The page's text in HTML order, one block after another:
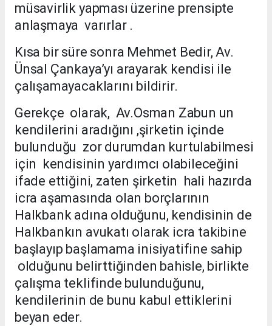
müsavirlik yapması üzerine prensipte
anlaşmaya varırlar .
Kısa bir süre sonra Mehmet Bedir, Av.
Ünsal Çankaya’yı arayarak kendisi ile
çalışamayacaklarını bildirir.
Gerekçe olarak, Av.Osman Zabun un
kendilerini aradığını ,şirketin içinde
bulunduğu zor durumdan kurtulabilmesi
için kendisinin yardımcı olabileceğini
ifade ettiğini, zaten şirketin hali hazırda
icra aşamasında olan borçlarının
Halkbank adına olduğunu, kendisinin de
Halkbankın avukatı olarak icra takibine
başlayıp başlamama inisiyatifine sahip
olduğunu belirttiğinden bahisle, birlikte
çalışma teklifinde bulunduğunu,
kendilerinin de bunu kabul ettiklerini
beyan eder.